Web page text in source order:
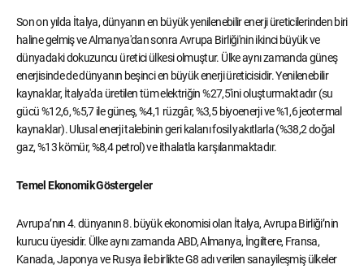
Son on yılda İtalya, dünyanın en büyük yenilenebilir enerji üreticilerinden biri
haline gelmiş ve Almanya'dan sonra Avrupa Birliği'nin ikinci büyük ve
dünyadaki dokuzuncu üretici ülkesi olmuştur. Ülke aynı zamanda güneş
enerjisinde de dünyanın beşinci en büyük enerji üreticisidir. Yenilenebilir
kaynaklar, İtalya'da üretilen tüm elektriğin %27,5'ini oluşturmaktadır (su
gücü %12,6, %5,7 ile güneş, %4,1 rüzgâr, %3,5 biyoenerji ve %1,6 jeotermal
kaynaklar). Ulusal enerji talebinin geri kalanı fosil yakıtlarla (%38,2 doğal
gaz, %13 kömür, %8,4 petrol) ve ithalatla karşılanmaktadır.
Temel Ekonomik Göstergeler
Avrupa’nın 4. dünyanın 8. büyük ekonomisi olan İtalya, Avrupa Birliği’nin
kurucu üyesidir. Ülke aynı zamanda ABD, Almanya, İngiltere, Fransa,
Kanada, Japonya ve Rusya ile birlikte G8 adı verilen sanayileşmiş ülkeler